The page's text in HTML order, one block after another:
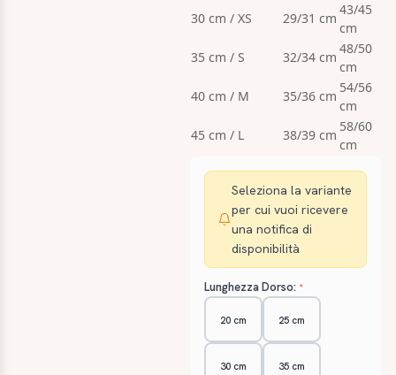
30 cm / XS
29/31 cm
43/45
cm
35 cm / S
32/34 cm
48/50
cm
40 cm / M
35/36 cm
54/56
cm
45 cm / L
38/39 cm
58/60
cm
Seleziona la variante
per cui vuoi ricevere
una notifica di
disponibilità
Lunghezza Dorso:
20 cm 25 cm
30 cm 35 cm